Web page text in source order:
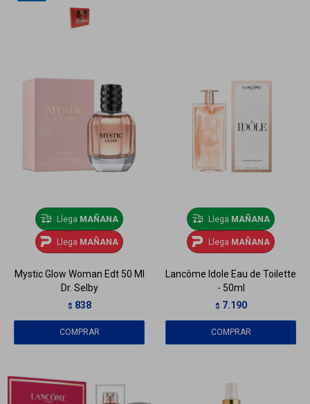
Llega MAÑANA
Llega MAÑANA
Mystic Glow Woman Edt 50 Ml
Dr. Selby
$ 838
Llega MAÑANA
Llega MAÑANA
Lancôme Idole Eau de Toilette
- 50ml
$ 7.190